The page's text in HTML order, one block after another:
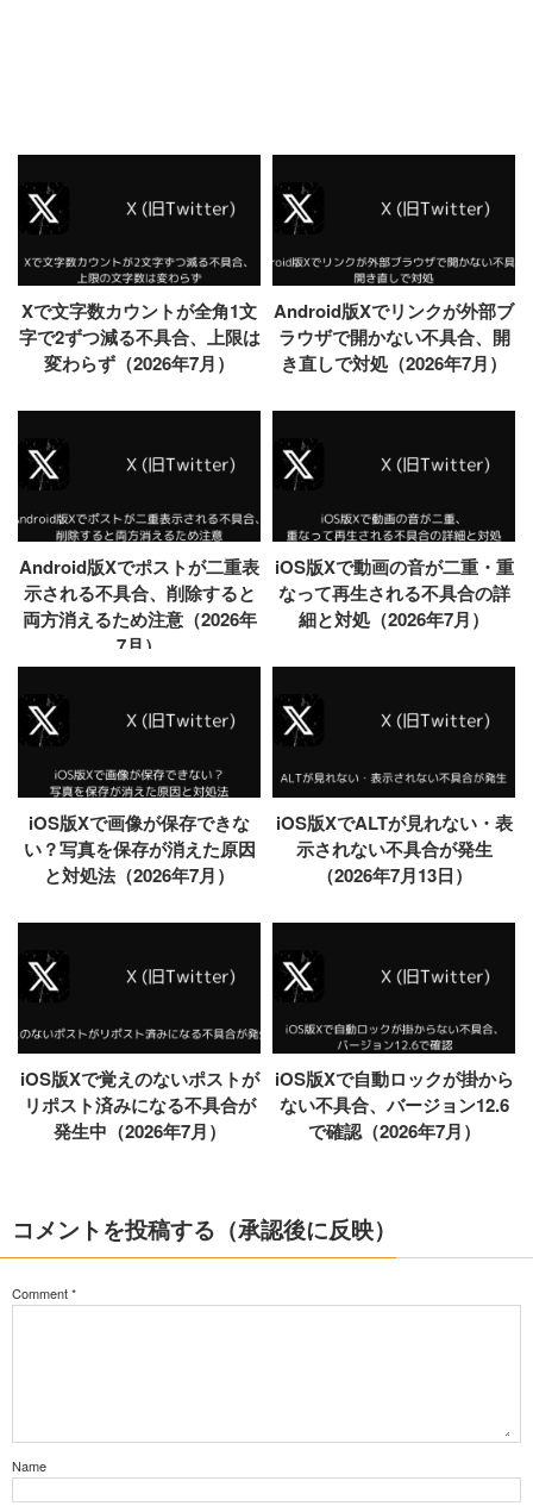
Xで文字数カウントが全角1文
字で2ずつ減る不具合、上限は
変わらず（2026年7月）
Android版Xでリンクが外部ブ
ラウザで開かない不具合、開
き直しで対処（2026年7月）
Android版Xでポストが二重表
示される不具合、削除すると
両方消えるため注意（2026年
7月）
iOS版Xで動画の音が二重・重
なって再生される不具合の詳
細と対処（2026年7月）
iOS版Xで画像が保存できな
い？写真を保存が消えた原因
と対処法（2026年7月）
iOS版XでALTが見れない・表
示されない不具合が発生
（2026年7月13日）
iOS版Xで覚えのないポストが
リポスト済みになる不具合が
発生中（2026年7月）
iOS版Xで自動ロックが掛から
ない不具合、バージョン12.6
で確認（2026年7月）
コメントを投稿する（承認後に反映）
Comment*
Name